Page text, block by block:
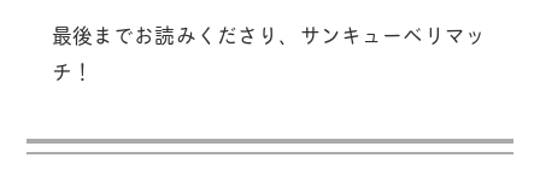
最後までお読みくださり、サンキューベリマッ
チ！